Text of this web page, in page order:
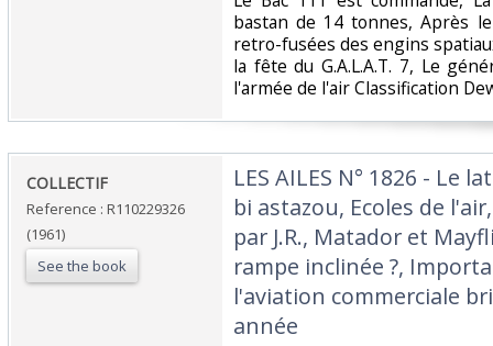
bastan de 14 tonnes, Après
retro-fusées des engins
la fête du G.A.L.A.T. 7, Le
l'armée de l'air Classification
‎COLLECTIF‎
Reference : R110229326
(1961)
See the book
‎LES AILES N° 1826 - Le
bi astazou, Ecoles de
par J.R., Matador et
rampe inclinée ?,
l'aviation commerciale
année‎